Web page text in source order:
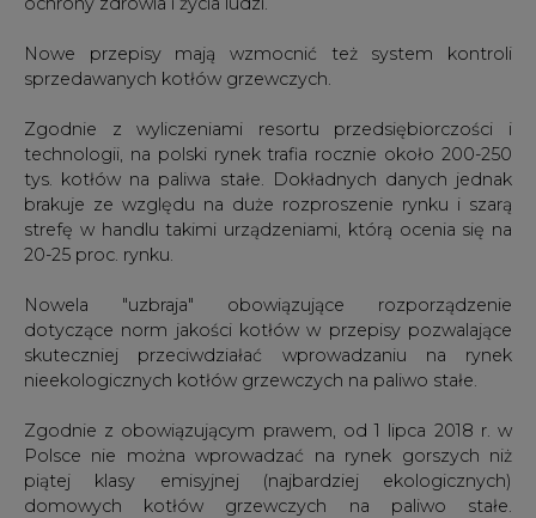
technologii, na polski rynek trafia rocznie około 200-250
tys. kotłów na paliwa stałe. Dokładnych danych jednak
strefę w handlu takimi urządzeniami, którą ocenia się na
20-25 proc. rynku.
Nowela "uzbraja" obowiązujące rozporządzenie
dotyczące norm jakości kotłów w przepisy pozwalające
skuteczniej przeciwdziałać wprowadzaniu na rynek
Zgodnie z obowiązującym prawem, od 1 lipca 2018 r. w
Polsce nie można wprowadzać na rynek gorszych niż
piątej klasy emisyjnej (najbardziej ekologicznych)
Rozporządzenie w tej sprawie było wzorowane na
przepisach unijnej dyrektywy dot. ekoprojektu, która
zacznie obowiązywać 1 stycznia 2020 r. Dyrektywa
wskazuje, że niektóre produkty muszą spełniać